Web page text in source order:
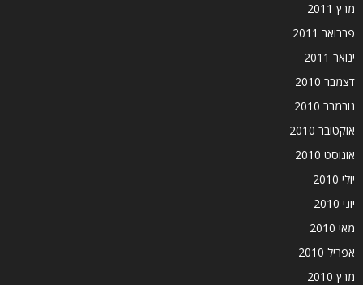
מרץ 2011
פברואר 2011
ינואר 2011
דצמבר 2010
נובמבר 2010
אוקטובר 2010
אוגוסט 2010
יולי 2010
יוני 2010
מאי 2010
אפריל 2010
מרץ 2010